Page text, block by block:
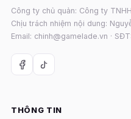
Công ty chủ quản: Công ty
Chịu trách nhiệm nội dung:
Email: chinh@gamelade.vn ·
THÔNG TIN